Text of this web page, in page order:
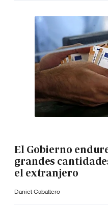
El Gobierno
grandes
el extranjero
Daniel Caballero